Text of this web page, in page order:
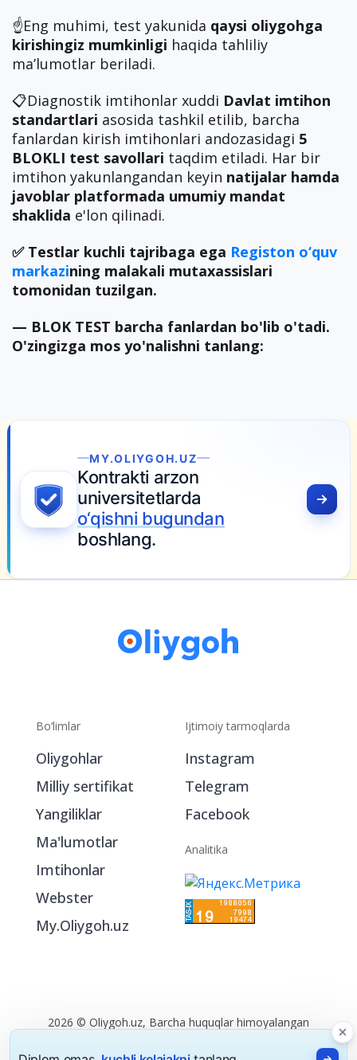
☝️Eng muhimi, test yakunida qaysi oliygohga
kirishingiz mumkinligi haqida tahliliy
ma’lumotlar beriladi.
📋Diagnostik imtihonlar xuddi Davlat imtihon
standartlari asosida tashkil etilib, barcha
fanlardan kirish imtihonlari andozasidagi 5
BLOKLI test savollari taqdim etiladi. Har bir
imtihon yakunlangandan keyin natijalar hamda
javoblar platformada umumiy mandat
shaklida e'lon qilinadi.
✅ Testlar kuchli tajribaga ega Registon o‘quv
markazining malakali mutaxassislari
tomonidan tuzilgan.
— BLOK TEST barcha fanlardan bo'lib o'tadi.
O'zingizga mos yo'nalishni tanlang:
MY.OLIYGOH.UZ
Kontrakti arzon
universitetlarda
o‘qishni bugundan
boshlang.
Bo‘limlar
Oliygohlar
Milliy sertifikat
Yangiliklar
Ma'lumotlar
Imtihonlar
Webster
My.Oliygoh.uz
Ijtimoiy tarmoqlarda
Instagram
Telegram
Facebook
Analitika
2026 © Oliygoh.uz, Barcha huquqlar himoyalangan